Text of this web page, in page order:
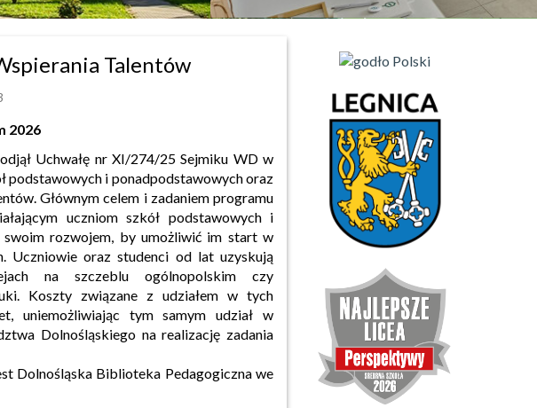
Talentów
2026
Uchwałę nr XI/274/25 Sejmiku WD w
podstawowych i ponadpodstawowych oraz
Głównym celem i zadaniem programu
uczniom szkół podstawowych i
swoim rozwojem, by umożliwić im start w
Uczniowie oraz studenci od lat uzyskują
na szczeblu ogólnopolskim czy
Koszty związane z udziałem w tych
uniemożliwiając tym samym udział w
Dolnośląskiego na realizację zadania
Dolnośląska Biblioteka Pedagogiczna we